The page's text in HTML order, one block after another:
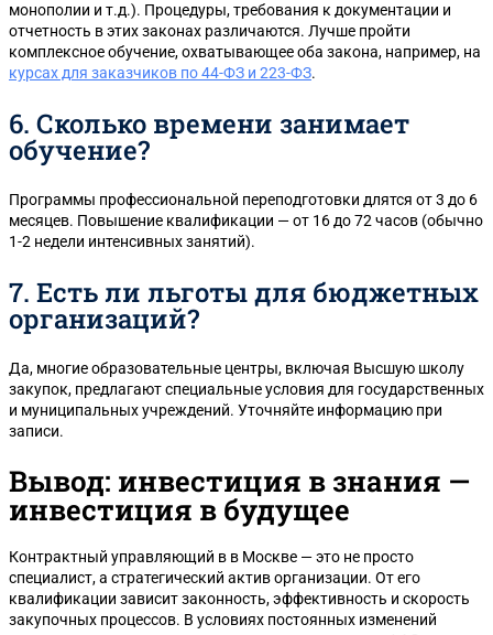
монополии и т.д.). Процедуры, требования к документации и
отчетность в этих законах различаются. Лучше пройти
комплексное обучение, охватывающее оба закона, например, на
курсах для заказчиков по 44-ФЗ и 223-ФЗ.
6. Сколько времени занимает
обучение?
Программы профессиональной переподготовки длятся от 3 до 6
месяцев. Повышение квалификации — от 16 до 72 часов (обычно
1-2 недели интенсивных занятий).
7. Есть ли льготы для бюджетных
организаций?
Да, многие образовательные центры, включая Высшую школу
закупок, предлагают специальные условия для государственных
и муниципальных учреждений. Уточняйте информацию при
записи.
Вывод: инвестиция в знания —
инвестиция в будущее
Контрактный управляющий в в Москве — это не просто
специалист, а стратегический актив организации. От его
квалификации зависит законность, эффективность и скорость
закупочных процессов. В условиях постоянных изменений